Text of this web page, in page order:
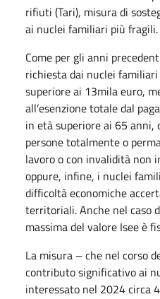
rifiuti (Tari), misura di
ai nuclei familiari più fragili.
Come per gli anni
richiesta dai nuclei
superiore ai 13mila euro,
all’esenzione totale dal
in età superiore ai 65 anni,
persone totalmente o
lavoro o con invalidità non
oppure, infine, i nuclei
difficoltà economiche
territoriali. Anche nel caso
massima del valore Isee è
La misura – che nel corso
contributo significativo ai
interessato nel 2024 circa